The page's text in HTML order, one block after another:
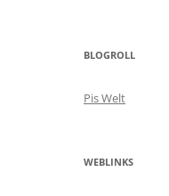
BLOGROLL
Pis Welt
WEBLINKS